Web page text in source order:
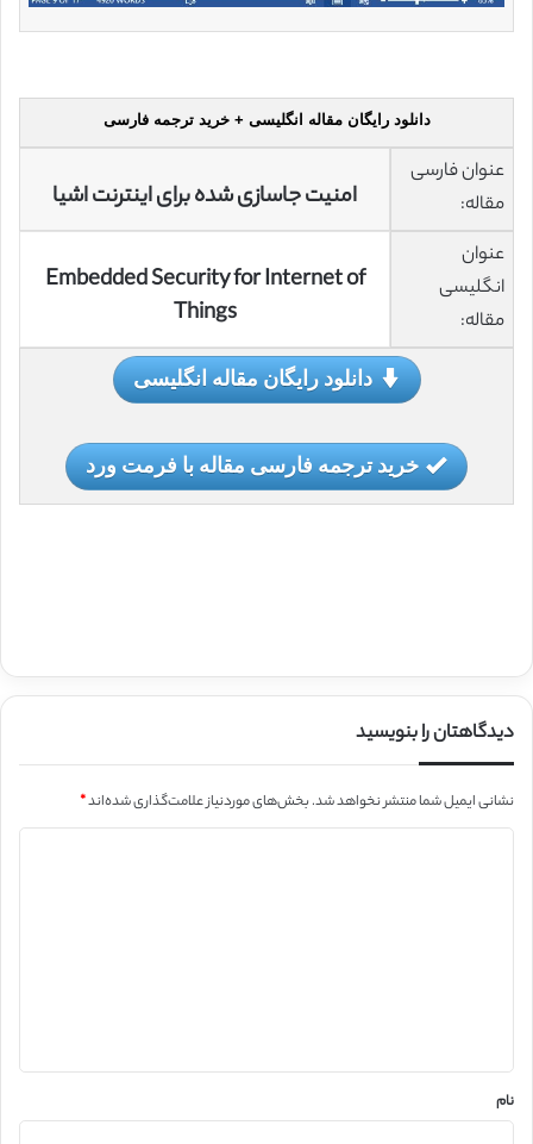
دانلود رایگان مقاله انگلیسی + خرید ترجمه فارسی
عنوان فارسی
مقاله:
امنیت جاسازی شده برای اینترنت اشیا
عنوان
انگلیسی
مقاله:
Embedded Security for Internet of
Things
دانلود رایگان مقاله انگلیسی
خرید ترجمه فارسی مقاله با فرمت ورد
دیدگاهتان را بنویسید
نشانی ایمیل شما منتشر نخواهد شد.بخش‌های موردنیاز علامت‌گذاری شده‌اند*
نام